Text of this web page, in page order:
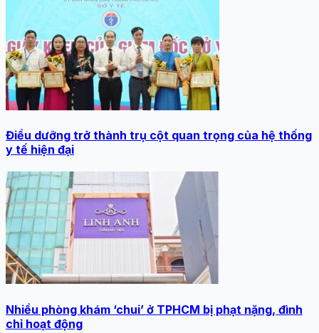
Điều dưỡng trở thành trụ cột quan trọng của hệ thống
y tế hiện đại
Nhiều phòng khám ‘chui’ ở TPHCM bị phạt nặng, đình
chỉ hoạt động